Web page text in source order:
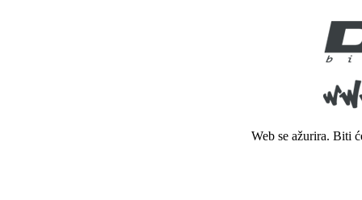
Web se ažurira. Biti